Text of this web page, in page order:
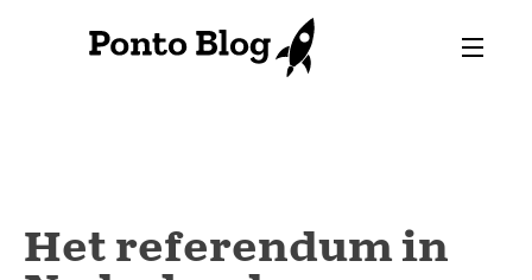
Het referendum in